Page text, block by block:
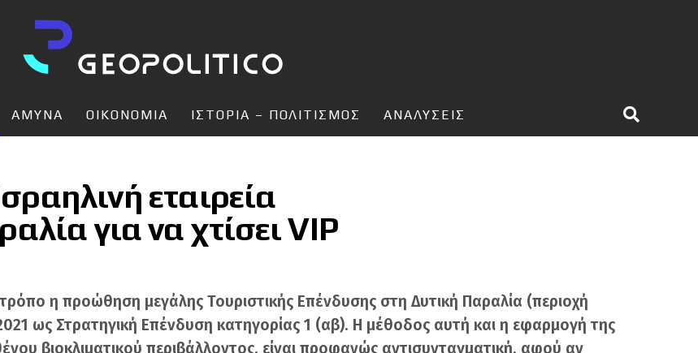
ΑΜΥΝΑ ΟΙΚΟΝΟΜΙΑ ΙΣΤΟΡΙΑ – ΠΟΛΙΤΙΣΜΟΣ ΑΝΑΛΥΣΕΙΣ
εταιρεία
για να χτίσει VIP
η προώθηση μεγάλης Τουριστικής Επένδυσης στη Δυτική Παραλία (περιοχή
ως Στρατηγική Επένδυση κατηγορίας 1 (αβ). Η μέθοδος αυτή και η εφαρμογή της
βιοκλιματικού περιβάλλοντος, είναι προφανώς αντισυνταγματική, αφού αν